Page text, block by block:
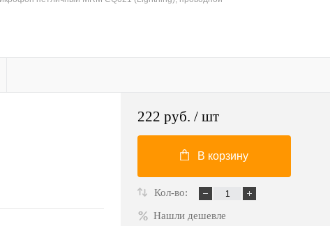
222 руб. / шт
В корзину
Кол-во:
Нашли дешевле